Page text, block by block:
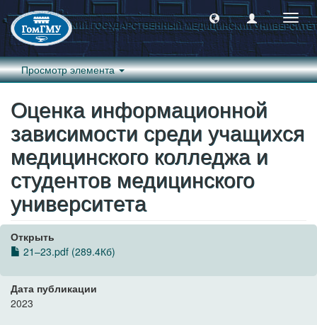
Просмотр элемента
Оценка информационной
зависимости среди учащихся
медицинского колледжа и
студентов медицинского
университета
Открыть
21–23.pdf (289.4Кб)
Дата публикации
2023